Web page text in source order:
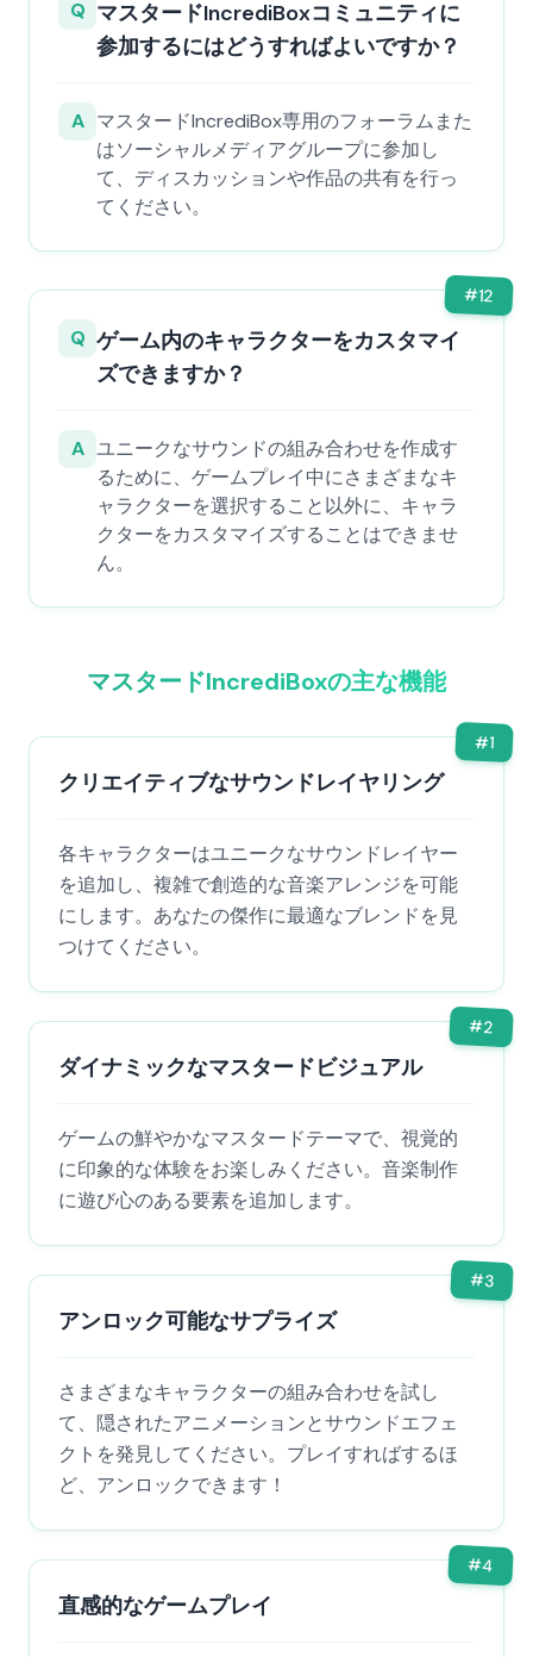
Q マスタードIncrediBoxコミュニティに
参加するにはどうすればよいですか？
A マスタードIncrediBox専用のフォーラムまた
はソーシャルメディアグループに参加し
て、ディスカッションや作品の共有を行っ
てください。
#12
Q ゲーム内のキャラクターをカスタマイ
ズできますか？
A ユニークなサウンドの組み合わせを作成す
るために、ゲームプレイ中にさまざまなキ
ャラクターを選択すること以外に、キャラ
クターをカスタマイズすることはできませ
ん。
マスタードIncrediBoxの主な機能
#1
クリエイティブなサウンドレイヤリング
各キャラクターはユニークなサウンドレイヤー
を追加し、複雑で創造的な音楽アレンジを可能
にします。あなたの傑作に最適なブレンドを見
つけてください。
#2
ダイナミックなマスタードビジュアル
ゲームの鮮やかなマスタードテーマで、視覚的
に印象的な体験をお楽しみください。音楽制作
に遊び心のある要素を追加します。
#3
アンロック可能なサプライズ
さまざまなキャラクターの組み合わせを試し
て、隠されたアニメーションとサウンドエフェ
クトを発見してください。プレイすればするほ
ど、アンロックできます！
#4
直感的なゲームプレイ